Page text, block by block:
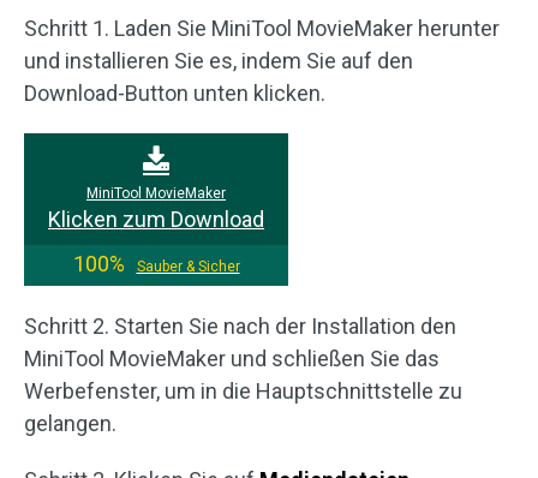
Schritt 1. Laden Sie MiniTool MovieMaker herunter
und installieren Sie es, indem Sie auf den
Download-Button unten klicken.
MiniTool MovieMaker
Klicken zum Download
100%
Sauber & Sicher
Schritt 2. Starten Sie nach der Installation den
MiniTool MovieMaker und schließen Sie das
Werbefenster, um in die Hauptschnittstelle zu
gelangen.